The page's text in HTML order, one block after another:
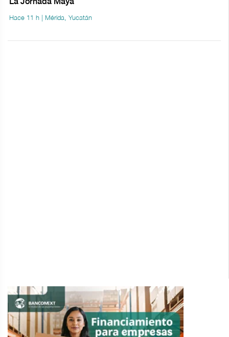
Hace 11 h | Mérida, Yucatán